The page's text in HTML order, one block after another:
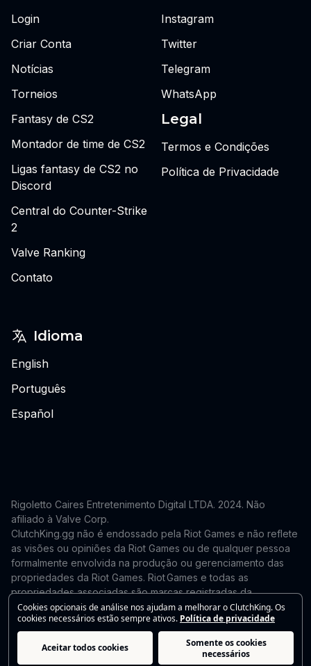
Cookies opcionais de análise nos ajudam a melhorar o ClutchKing. Os
cookies necessários estão sempre ativos. Política de privacidade
Aceitar todos cookies
Somente os cookies
necessários
Login
Criar Conta
Notícias
Torneios
Fantasy de CS2
Montador de time de CS2
Ligas fantasy de CS2 no
Discord
Central do Counter-Strike
2
Valve Ranking
Contato
Instagram
Twitter
Telegram
WhatsApp
Legal
Termos e Condições
Política de Privacidade
Idioma
English
Português
Español
Rigoletto Caires Entretenimento Digital LTDA. 2024. Não
afiliado à Valve Corp.
ClutchKing.gg não é endossado pela Riot Games e não reflete
as visões ou opiniões da Riot Games ou de qualquer pessoa
formalmente envolvida na produção ou gerenciamento das
propriedades da Riot Games. Riot Games e todas as
propriedades associadas são marcas registradas da
Riot Games, Inc. Este site é independente e não é endossado
nem afiliado à Riot Games. Para solicitações de remoção ou
correção, entre em contato: support@clutchking.com.br